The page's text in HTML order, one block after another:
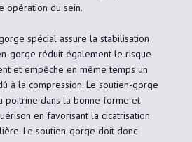
opération du sein.
spécial assure la stabilisation
gorge réduit également le risque
et empêche en même temps un
à la compression. Le soutien-gorge
poitrine dans la bonne forme et
en favorisant la cicatrisation
Le soutien-gorge doit donc